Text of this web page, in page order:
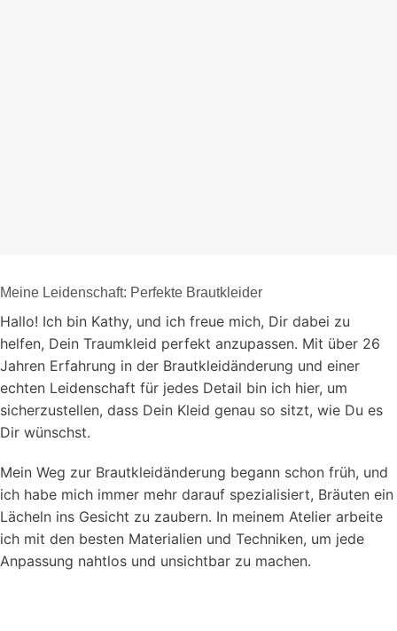
Meine Leidenschaft: Perfekte Brautkleider
Hallo! Ich bin Kathy, und ich freue mich, Dir dabei zu
helfen, Dein Traumkleid perfekt anzupassen. Mit über 26
Jahren Erfahrung in der Brautkleidänderung und einer
echten Leidenschaft für jedes Detail bin ich hier, um
sicherzustellen, dass Dein Kleid genau so sitzt, wie Du es
Dir wünschst.
Mein Weg zur Brautkleidänderung begann schon früh, und
ich habe mich immer mehr darauf spezialisiert, Bräuten ein
Lächeln ins Gesicht zu zaubern. In meinem Atelier arbeite
ich mit den besten Materialien und Techniken, um jede
Anpassung nahtlos und unsichtbar zu machen.